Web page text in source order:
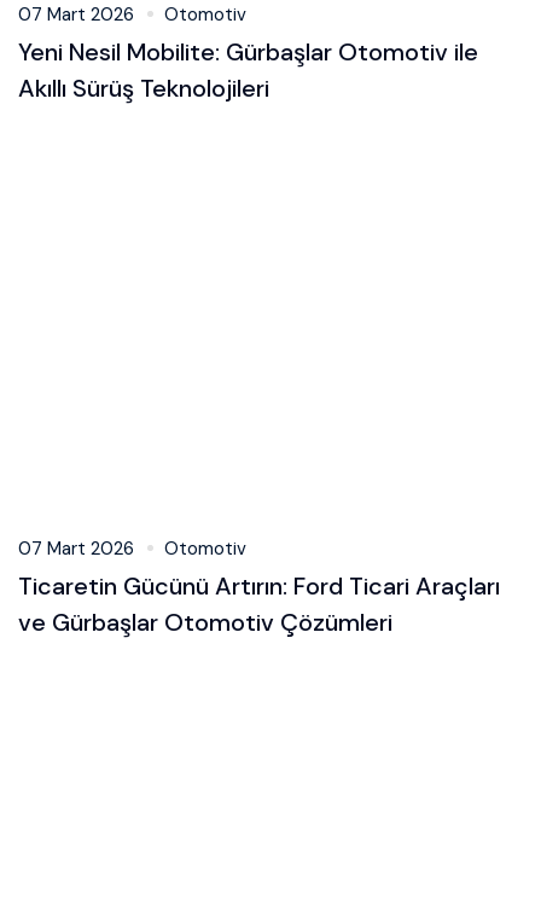
07 Mart 2026 Otomotiv
Yeni Nesil Mobilite: Gürbaşlar Otomotiv ile
Akıllı Sürüş Teknolojileri
07 Mart 2026 Otomotiv
Ticaretin Gücünü Artırın: Ford Ticari Araçları
ve Gürbaşlar Otomotiv Çözümleri